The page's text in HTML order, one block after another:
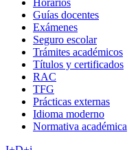
Horarios
Guías docentes
Exámenes
Seguro escolar
Trámites académicos
Títulos y certificados
RAC
TFG
Prácticas externas
Idioma moderno
Normativa académica